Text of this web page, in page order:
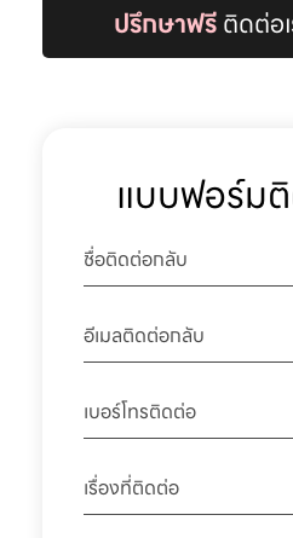
ปรึกษาฟรีติดต่อ
แบบฟอร์ม